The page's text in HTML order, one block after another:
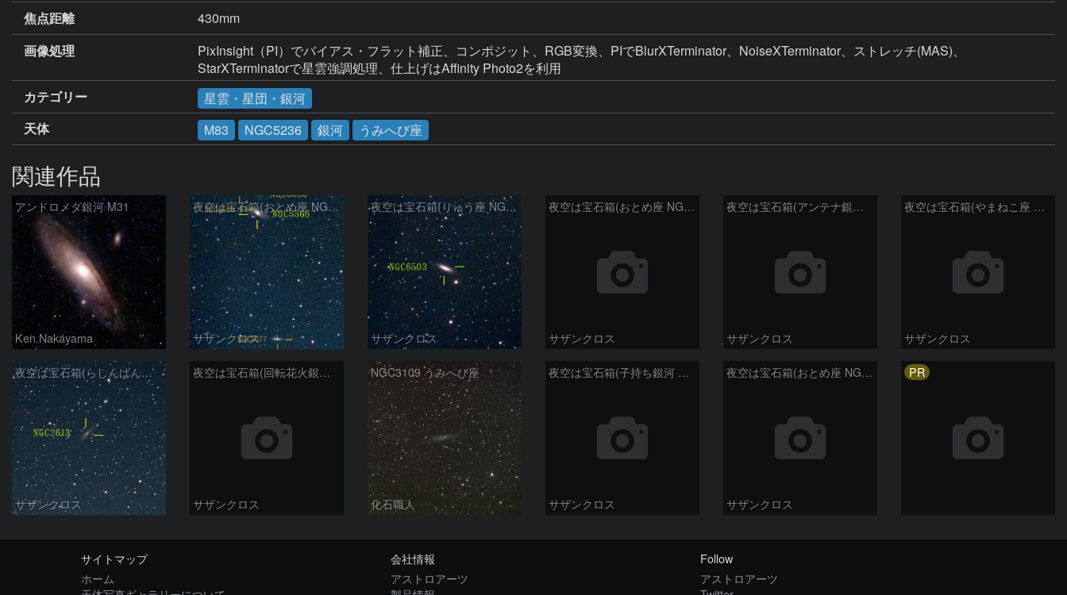
焦点距離
430mm
画像処理
PixInsight（PI）でバイアス・フラット補正、コンポジット、RGB変換、PIでBlurXTerminator、NoiseXTerminator、ストレッチ(MAS)、
StarXTerminatorで星雲強調処理、仕上げはAffinity Photo2を利用
カテゴリー
星雲・星団・銀河
天体
M83 NGC5236 銀河 うみへび座
関連作品
アンドロメダ銀河 M31
Ken.Nakayama
夜空は宝石箱(おとめ座 NGC5566) Seestar50
サザンクロス
夜空は宝石箱(りゅう座 NGC6503) Seestar50
サザンクロス
夜空は宝石箱(おとめ座 NGC5746) Seestar50
サザンクロス
夜空は宝石箱(アンテナ銀河 NGC4038) Seestar50
サザンクロス
夜空は宝石箱(やまねこ座 NGC2683) Seestar50
サザンクロス
夜空は宝石箱(らしんばん座 NGC2613) Seestar50
サザンクロス
夜空は宝石箱(回転花火銀河 M101) Seestar50
サザンクロス
NGC3109 うみへび座
化石職人
夜空は宝石箱(子持ち銀河 M51) Seestar50
サザンクロス
夜空は宝石箱(おとめ座 NGC5746) Seestar50
サザンクロス
PR
サイトマップ
ホーム
会社情報
アストロアーツ
Follow
アストロアーツ